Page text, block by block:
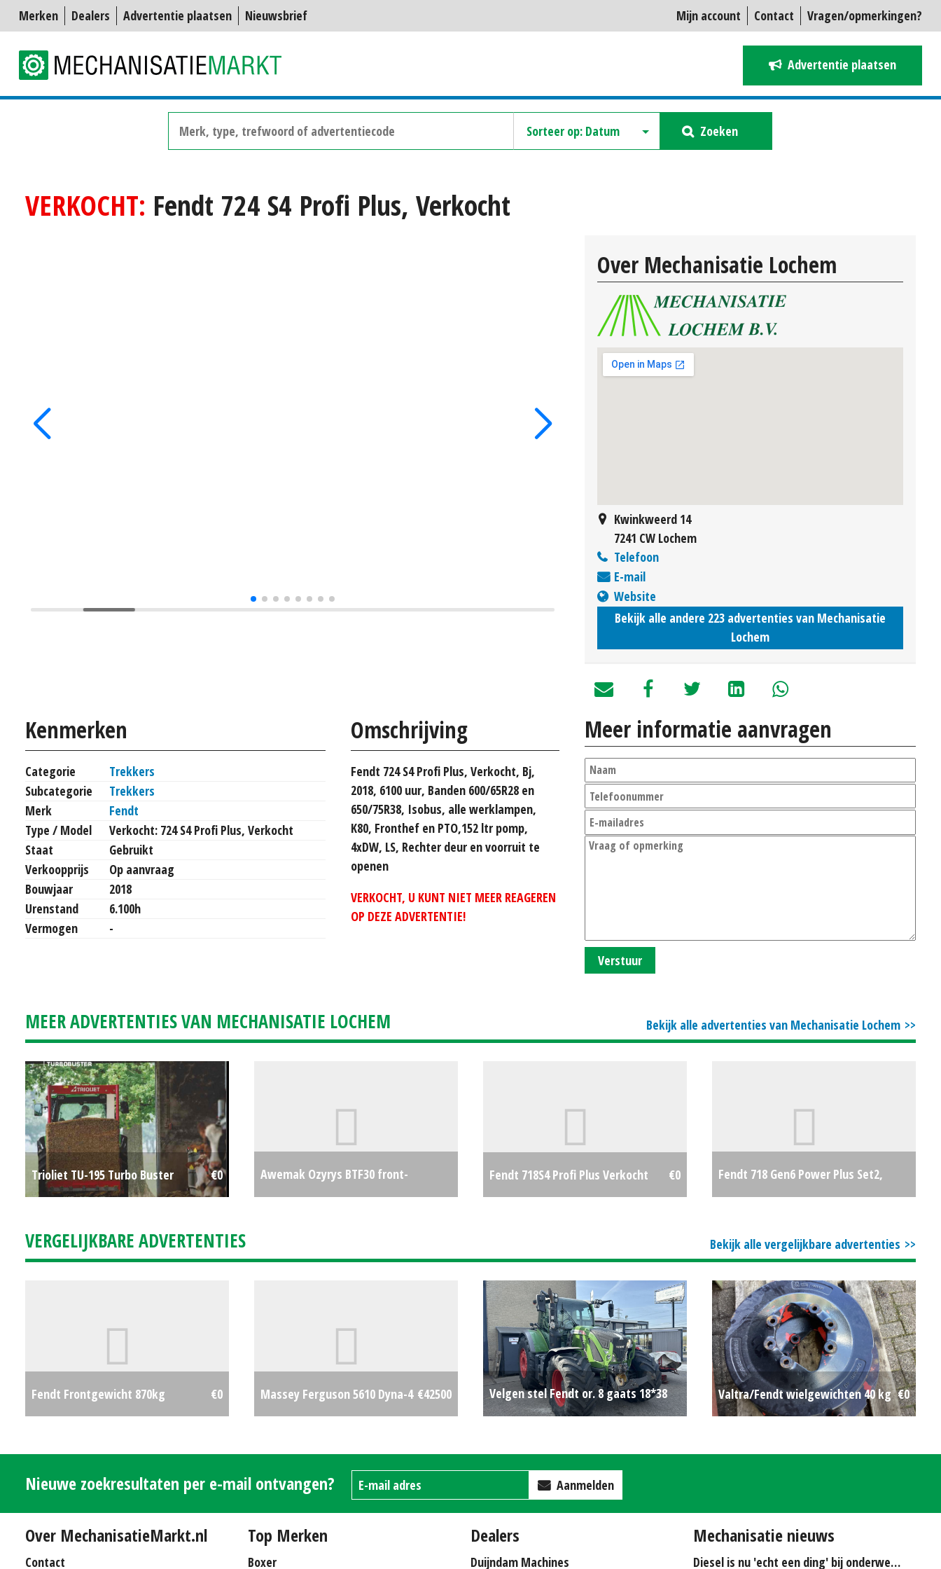
Mijn account Contact Vragen/opmerkingen?
Merken Dealers Advertentie plaatsen Nieuwsbrief
Advertentie plaatsen
Zoeken
VERKOCHT: Fendt 724 S4 Profi Plus, Verkocht
Kenmerken
Categorie
Trekkers
Subcategorie
Trekkers
Merk
Fendt
Type / Model
Verkocht: 724 S4 Profi Plus, Verkocht
Staat
Gebruikt
Verkoopprijs
Op aanvraag
Bouwjaar
2018
Urenstand
6.100h
Vermogen
-
Omschrijving
Fendt 724 S4 Profi Plus, Verkocht, Bj,
2018, 6100 uur, Banden 600/65R28 en
650/75R38, Isobus, alle werklampen,
K80, Fronthef en PTO,152 ltr pomp,
4xDW, LS, Rechter deur en voorruit te
openen
VERKOCHT, U KUNT NIET MEER REAGEREN
OP DEZE ADVERTENTIE!
Over Mechanisatie Lochem
Kwinkweerd 14
7241 CW Lochem
Telefoon
E-mail
Website
Bekijk alle andere 223 advertenties van Mechanisatie
Lochem
Meer informatie aanvragen
Verstuur
Bekijk alle advertenties van Mechanisatie Lochem
MEER ADVERTENTIES VAN MECHANISATIE LOCHEM
Trioliet TU-195 Turbo Buster €0
Awemak Ozyrys BTF30 front-
Fendt 718S4 Profi Plus Verkocht €0
Fendt 718 Gen6 Power Plus Set2,
Bekijk alle vergelijkbare advertenties
VERGELIJKBARE ADVERTENTIES
Fendt Frontgewicht 870kg €0 Massey Ferguson 5610 Dyna-4 €42500
Velgen stel Fendt or. 8 gaats 18*38
Valtra/Fendt wielgewichten 40 kg €0
Nieuwe zoekresultaten per e-mail ontvangen? Aanmelden
Over MechanisatieMarkt.nl
Contact
Top Merken
Boxer
Dealers
Duijndam Machines
Mechanisatie nieuws
Diesel is nu 'echt een ding' bij onderwerken